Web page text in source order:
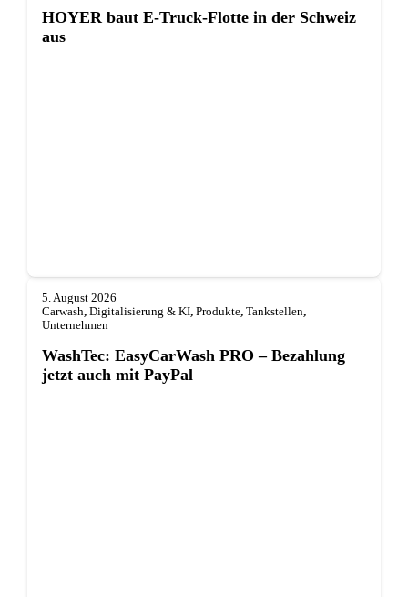
HOYER baut E-Truck-Flotte in der Schweiz
aus
5. August 2026
Carwash, Digitalisierung & KI, Produkte, Tankstellen,
Unternehmen
WashTec: EasyCarWash PRO – Bezahlung
jetzt auch mit PayPal